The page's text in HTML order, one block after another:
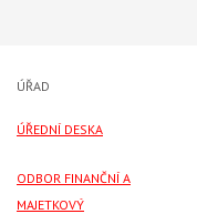
ÚŘAD
ÚŘEDNÍ DESKA
ODBOR FINANČNÍ A
MAJETKOVÝ